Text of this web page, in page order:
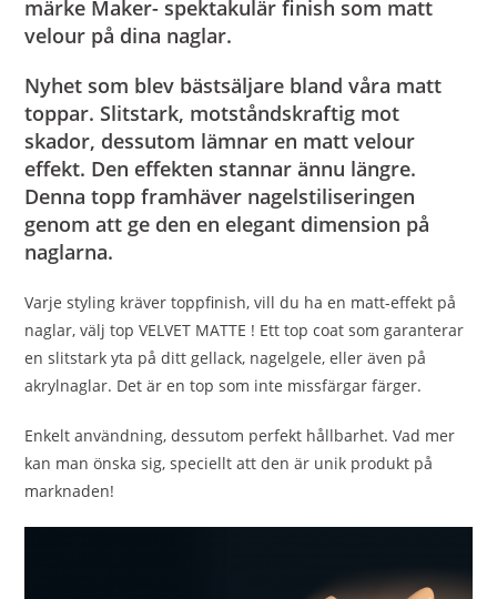
märke Maker- spektakulär finish som matt
velour på dina naglar.
Nyhet som blev bästsäljare bland våra matt
toppar. Slitstark, motståndskraftig mot
skador, dessutom lämnar en matt velour
effekt. Den effekten stannar ännu längre.
Denna topp framhäver nagelstiliseringen
genom att ge den en elegant dimension på
naglarna.
Varje styling kräver toppfinish, vill du ha en matt-effekt på
naglar, välj top VELVET MATTE ! Ett top coat som garanterar
en slitstark yta på ditt gellack, nagelgele, eller även på
akrylnaglar. Det är en top som inte missfärgar färger.
Enkelt användning, dessutom perfekt hållbarhet. Vad mer
kan man önska sig, speciellt att den är unik produkt på
marknaden!